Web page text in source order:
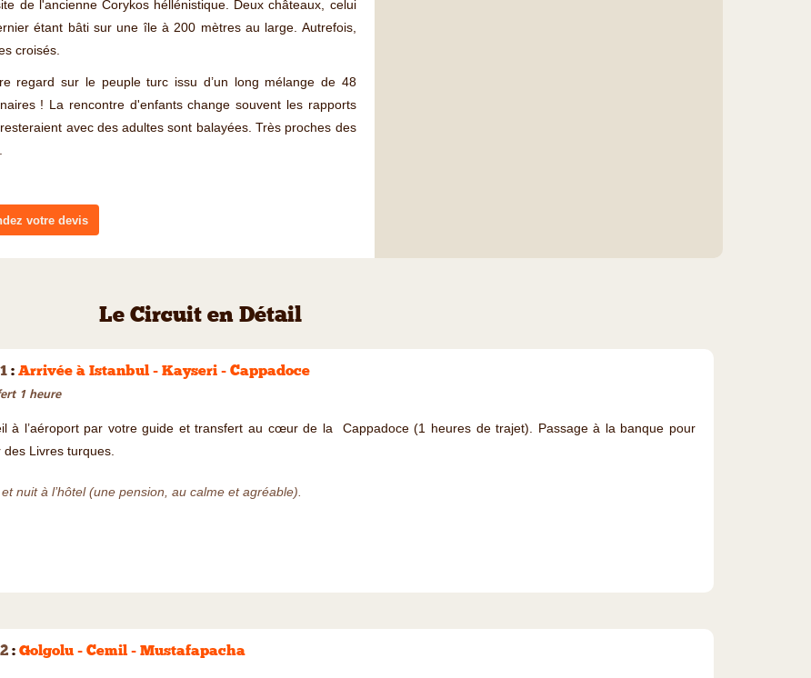
de l'ancienne Corykos héllénistique. Deux châteaux, celui
étant bâti sur une île à 200 mètres au large. Autrefois,
croisés.
regard sur le peuple turc issu d’un long mélange de 48
! La rencontre d'enfants change souvent les rapports
avec des adultes sont balayées. Très proches des
votre devis
Le Circuit en Détail
: Arrivée à Istanbul - Kayseri - Cappadoce
1 heure
à l’aéroport par votre guide et transfert au cœur de la Cappadoce (1 heures de trajet). Passage à la banque pour
des Livres turques.
nuit à l’hôtel (une pension, au calme et agréable).
: Golgolu - Cemil - Mustafapacha